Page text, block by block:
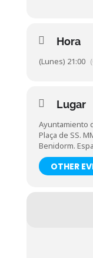
Hora
(Lunes) 21:00
Lugar
Ayuntamiento
Plaça de SS.
Benidorm.
OTHER